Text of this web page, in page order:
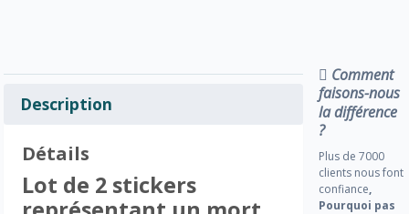
Description
Détails
Lot de 2 stickers
Comment
faisons-nous
la différence
?
Plus de 7000
clients nous font
confiance,
Pourquoi pas